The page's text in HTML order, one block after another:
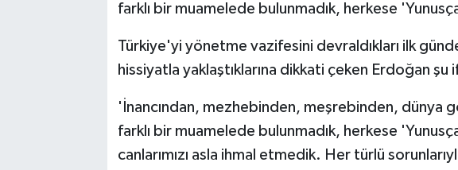
farklı bir muamelede bulunmadık, herkese
Türkiye'yi yönetme vazifesini devraldıkları ilk
hissiyatla yaklaştıklarına dikkati çeken Erdoğan şu
'İnancından, mezhebinden, meşrebinden, dünya
farklı bir muamelede bulunmadık, herkese
canlarımızı asla ihmal etmedik. Her türlü